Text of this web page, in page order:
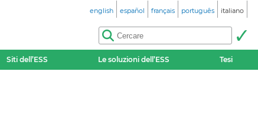
english español français português italiano
Siti dell’ESS Le soluzioni dell’ESS Tesi